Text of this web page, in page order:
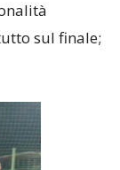
arrivati
sul finale;